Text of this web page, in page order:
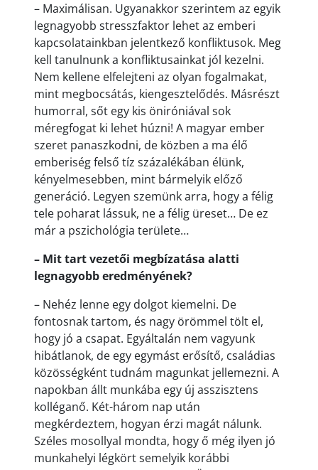
– Maximálisan. Ugyanakkor szerintem az egyik
legnagyobb stresszfaktor lehet az emberi
kapcsolatainkban jelentkező konfliktusok. Meg
kell tanulnunk a konfliktusainkat jól kezelni.
Nem kellene elfelejteni az olyan fogalmakat,
mint megbocsátás, kiengesztelődés. Másrészt
humorral, sőt egy kis öniróniával sok
méregfogat ki lehet húzni! A magyar ember
szeret panaszkodni, de közben a ma élő
emberiség felső tíz százalékában élünk,
kényelmesebben, mint bármelyik előző
generáció. Legyen szemünk arra, hogy a félig
tele poharat lássuk, ne a félig üreset… De ez
már a pszichológia területe…
– Mit tart vezetői megbízatása alatti
legnagyobb eredményének?
– Nehéz lenne egy dolgot kiemelni. De
fontosnak tartom, és nagy örömmel tölt el,
hogy jó a csapat. Egyáltalán nem vagyunk
hibátlanok, de egy egymást erősítő, családias
közösségként tudnám magunkat jellemezni. A
napokban állt munkába egy új asszisztens
kolléganő. Két-három nap után
megkérdeztem, hogyan érzi magát nálunk.
Széles mosollyal mondta, hogy ő még ilyen jó
munkahelyi légkört semelyik korábbi